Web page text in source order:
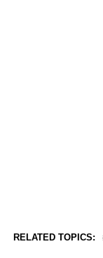
RELATED TOPICS: